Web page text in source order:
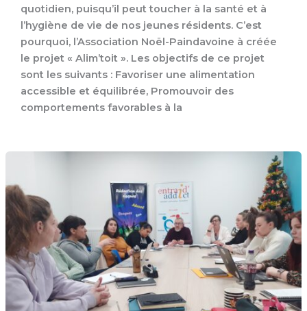
quotidien, puisqu’il peut toucher à la santé et à
l’hygiène de vie de nos jeunes résidents. C’est
pourquoi, l’Association Noël-Paindavoine à créée
le projet « Alim’toit ». Les objectifs de ce projet
sont les suivants : Favoriser une alimentation
accessible et équilibrée, Promouvoir des
comportements favorables à la